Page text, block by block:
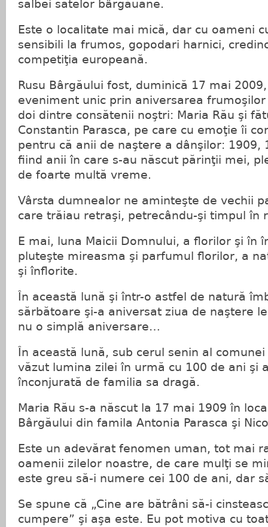
salbei satelor bârgăuane.
Este o localitate mai mică, dar cu oameni
sensibili la frumos, gopodari harnici,
competiţia europeană.
Rusu Bârgăului fost, duminică 17 mai
eveniment unic prin aniversarea
doi dintre consătenii noştri: Maria Rău şi
Constantin Parasca, pe care cu emoţie îi
pentru că anii de naştere a dânşilor: 1909,
fiind anii în care s-au născut părinţii mei,
de foarte multă vreme.
Vârsta dumnealor ne aminteşte de vechii
care trăiau retraşi, petrecându-şi timpul în
E mai, luna Maicii Domnului, a florilor şi în
pluteşte mireasma şi parfumul florilor, a
şi înflorite.
În această lună şi într-o astfel de natură
sărbătoare şi-a aniversat ziua de naştere
nu o simplă aniversare…
În această lună, sub cerul senin al
văzut lumina zilei în urmă cu 100 de ani şi
înconjurată de familia sa dragă.
Maria Rău s-a născut la 17 mai 1909 în
Bârgăului din famila Antonia Parasca şi
Este un adevărat fenomen uman, tot mai
oamenii zilelor noastre, de care mulţi se
este greu să-i numere cei 100 de ani, dar
Se spune că „Cine are bătrâni să-i
cumpere” şi aşa este. Eu pot motiva cu